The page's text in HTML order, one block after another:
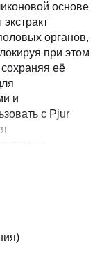
основе
органов,
при этом
её
и
с Pjur
отверстия.